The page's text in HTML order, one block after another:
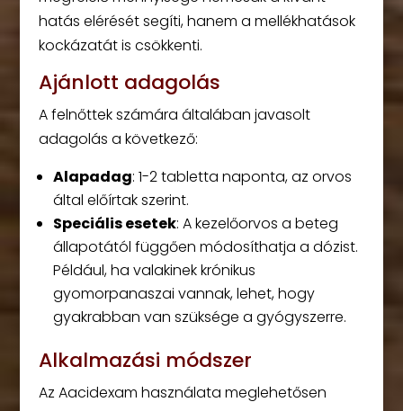
hatás elérését segíti, hanem a mellékhatások
kockázatát is csökkenti.
Ajánlott adagolás
A felnőttek számára általában javasolt
adagolás a következő:
Alapadag: 1-2 tabletta naponta, az orvos
által előírtak szerint.
Speciális esetek: A kezelőorvos a beteg
állapotától függően módosíthatja a dózist.
Például, ha valakinek krónikus
gyomorpanaszai vannak, lehet, hogy
gyakrabban van szüksége a gyógyszerre.
Alkalmazási módszer
Az Aacidexam használata meglehetősen